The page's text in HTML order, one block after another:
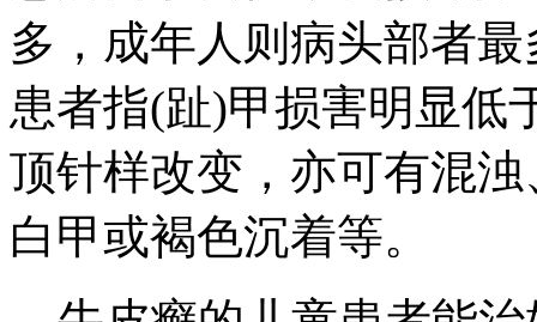
多，成年人则病头部者最
患者指(趾)甲损害明显低
顶针样改变，亦可有混
白甲或褐色沉着等。